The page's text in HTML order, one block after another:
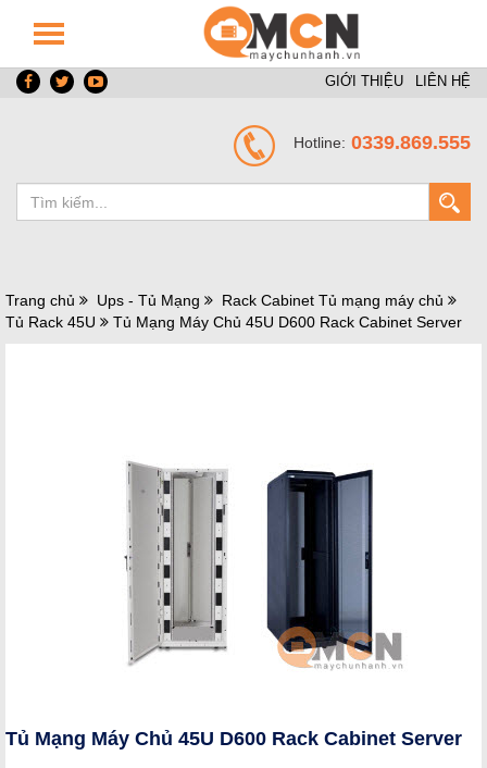
GIỚI THIỆU LIÊN HỆ
Hotline: 0339.869.555
Trang chủ Ups - Tủ Mạng
Rack Cabinet Tủ mạng máy chủ
Tủ Rack 45U
Tủ Mạng Máy Chủ 45U D600 Rack Cabinet Server
Tủ Mạng Máy Chủ 45U D600 Rack Cabinet Server